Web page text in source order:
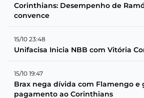
Corinthians: Desempenho de
convence
15/10 23:48
Unifacisa Inicia NBB com Vitória
15/10 19:47
Brax nega dívida com Flamengo e
pagamento ao Corinthians